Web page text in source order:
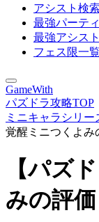
アシスト検索
最強パーティ
最強アシスト
フェス限一覧
GameWith
パズドラ攻略TOP
ミニキャラシリー
覚醒ミニつくよみ
【パズ
みの評